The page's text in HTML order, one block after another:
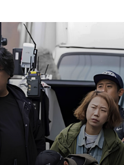
히려 좋을 수도 있겠다는 생각
는 과감히 포기하자는 전략이
기 전까지 안세영은 천위페이
없나’라는 생각에 시달렸다고
화했다. 철저한 전략과 준비 덕